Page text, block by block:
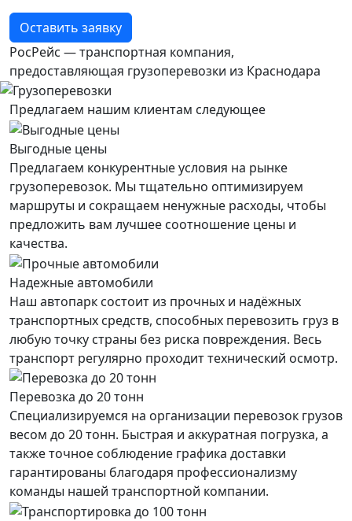
Оставить заявку
РосРейс — транспортная компания,
предоставляющая грузоперевозки из Краснодара
Предлагаем нашим клиентам следующее
Выгодные цены
Предлагаем конкурентные условия на рынке
грузоперевозок. Мы тщательно оптимизируем
маршруты и сокращаем ненужные расходы, чтобы
предложить вам лучшее соотношение цены и
качества.
Надежные автомобили
Наш автопарк состоит из прочных и надёжных
транспортных средств, способных перевозить груз в
любую точку страны без риска повреждения. Весь
транспорт регулярно проходит технический осмотр.
Перевозка до 20 тонн
Специализируемся на организации перевозок грузов
весом до 20 тонн. Быстрая и аккуратная погрузка, а
также точное соблюдение графика доставки
гарантированы благодаря профессионализму
команды нашей транспортной компании.